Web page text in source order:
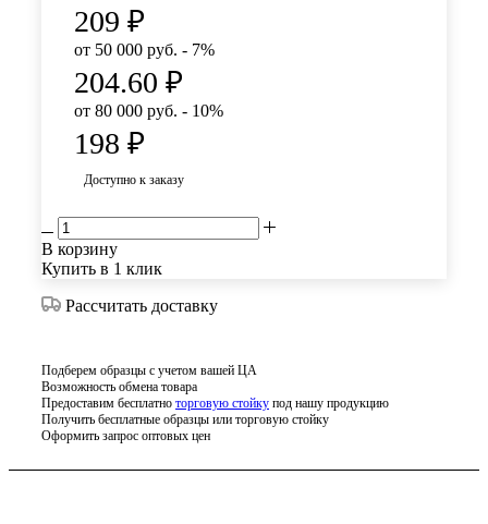
209 ₽
от 50 000 руб. - 7%
204.60 ₽
от 80 000 руб. - 10%
198 ₽
Доступно к заказу
В корзину
Купить в 1 клик
Рассчитать доставку
Подберем образцы с учетом вашей ЦА
Возможность обмена товара
Предоставим бесплатно торговую стойку под нашу продукцию
Получить бесплатные образцы или торговую стойку
Оформить запрос оптовых цен